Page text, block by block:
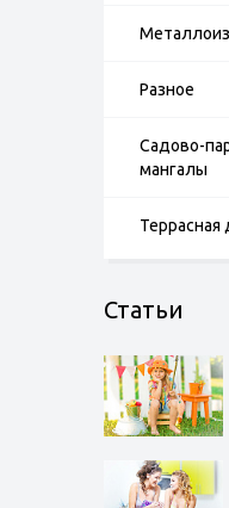
Разное
Садово-
мангалы
Террасная
Статьи